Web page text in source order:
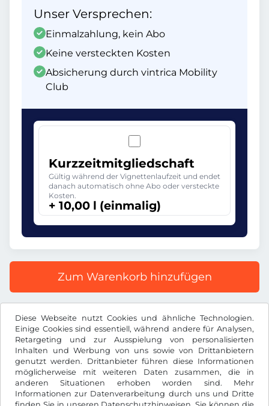
Diese Webseite nutzt Cookies und ähnliche Technologien.
Einige Cookies sind essentiell, während andere für Analysen,
Retargeting und zur Ausspielung von personalisierten
Inhalten und Werbung von uns sowie von Drittanbietern
genutzt werden. Drittanbieter führen diese Informationen
möglicherweise mit weiteren Daten zusammen, die in
anderen Situationen erhoben worden sind. Mehr
Informationen zur Datenverarbeitung durch uns und Dritte
Unser Versprechen:
Einmalzahlung, kein Abo
Keine versteckten Kosten
Absicherung durch vintrica Mobility
Club
Kurzzeitmitgliedschaft
Gültig während der Vignettenlaufzeit und endet
danach automatisch ohne Abo oder versteckte
Kosten.
+ 10,00 l (einmalig)
Zum Warenkorb hinzufügen
Alle Preise inkl. gesetzlicher MwSt.
RON